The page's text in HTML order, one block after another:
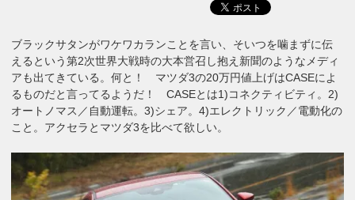
ブラックサタンがワケワカランことを言い、そいつを噛まずに伝
えるという第2次世界大戦時の大本営召し抱え新聞のようなメディ
アも出てきている。何と！ マツダ3の20万円値上げはCASEによ
るものだと言ってるようだ！ CASEとは1)コネクティビティ。2)
オートノマス／自動運転。3)シェア。4)エレクトリック／電動化の
こと。アクセラとマツダ3を比べて欲しい。